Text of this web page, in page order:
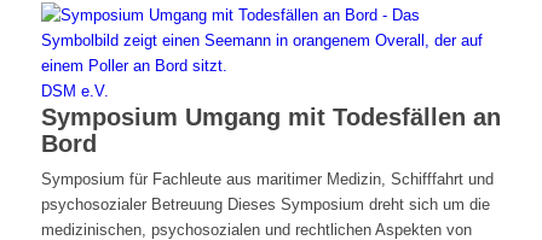
DSM e.V.
Symposium Umgang mit Todesfällen an
Bord
Symposium für Fachleute aus maritimer Medizin, Schifffahrt und
psychosozialer Betreuung Dieses Symposium dreht sich um die
medizinischen, psychosozialen und rechtlichen Aspekten von